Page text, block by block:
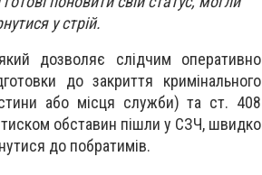
у стрій.
дозволяє слідчим оперативно
до закриття кримінального
або місця служби) та ст. 408
обставин пішли у СЗЧ, швидко
до побратимів.